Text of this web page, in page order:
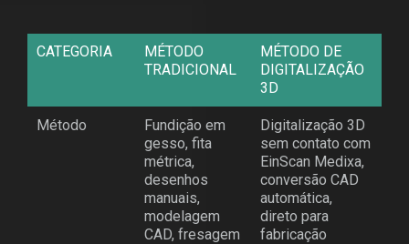
CATEGORIA
MÉTODO
TRADICIONAL
MÉTODO DE
DIGITALIZAÇÃO
3D
Método
Fundição em
gesso, fita
métrica,
desenhos
manuais,
modelagem
CAD, fresagem
Digitalização 3D
sem contato com
EinScan Medixa,
conversão CAD
automática,
direto para
fabricação